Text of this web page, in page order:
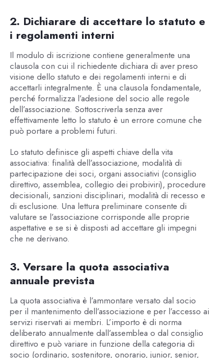
2. Dichiarare di accettare lo statuto e
i regolamenti interni
Il modulo di iscrizione contiene generalmente una
clausola con cui il richiedente dichiara di aver preso
visione dello statuto e dei regolamenti interni e di
accettarli integralmente. È una clausola fondamentale,
perché formalizza l’adesione del socio alle regole
dell’associazione. Sottoscriverla senza aver
effettivamente letto lo statuto è un errore comune che
può portare a problemi futuri.
Lo statuto definisce gli aspetti chiave della vita
associativa: finalità dell’associazione, modalità di
partecipazione dei soci, organi associativi (consiglio
direttivo, assemblea, collegio dei probiviri), procedure
decisionali, sanzioni disciplinari, modalità di recesso e
di esclusione. Una lettura preliminare consente di
valutare se l’associazione corrisponde alle proprie
aspettative e se si è disposti ad accettare gli impegni
che ne derivano.
3. Versare la quota associativa
annuale prevista
La quota associativa è l’ammontare versato dal socio
per il mantenimento dell’associazione e per l’accesso ai
servizi riservati ai membri. L’importo è di norma
deliberato annualmente dall’assemblea o dal consiglio
direttivo e può variare in funzione della categoria di
socio (ordinario, sostenitore, onorario, junior, senior,